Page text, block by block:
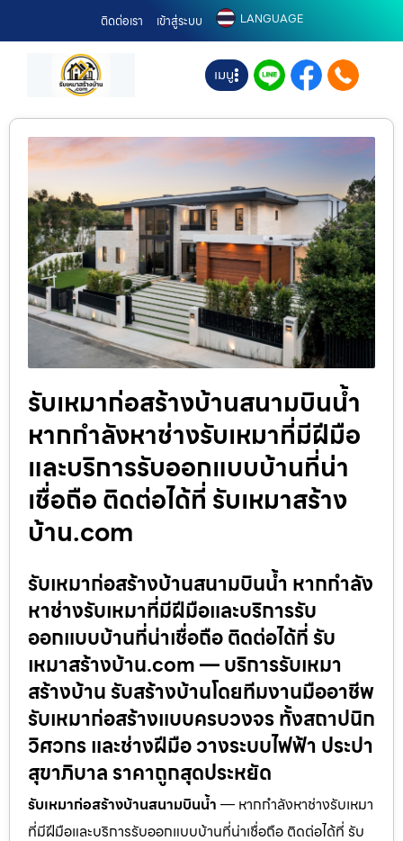
ติดต่อเรา เข้าสู่ระบบ LANGUAGE
เมนู
รับเหมาก่อสร้างบ้านสนามบินน้ำ
หากกำลังหาช่างรับเหมาที่มีฝีมือ
และบริการรับออกแบบบ้านที่น่า
เชื่อถือ ติดต่อได้ที่ รับเหมาสร้าง
บ้าน.com
รับเหมาก่อสร้างบ้านสนามบินน้ำ หากกำลัง
หาช่างรับเหมาที่มีฝีมือและบริการรับ
ออกแบบบ้านที่น่าเชื่อถือ ติดต่อได้ที่ รับ
เหมาสร้างบ้าน.com — บริการรับเหมา
สร้างบ้าน รับสร้างบ้านโดยทีมงานมืออาชีพ
รับเหมาก่อสร้างแบบครบวงจร ทั้งสถาปนิก
วิศวกร และช่างฝีมือ วางระบบไฟฟ้า ประปา
สุขาภิบาล ราคาถูกสุดประหยัด
รับเหมาก่อสร้างบ้านสนามบินน้ำ — หากกำลังหาช่างรับเหมา
ที่มีฝีมือและบริการรับออกแบบบ้านที่น่าเชื่อถือ ติดต่อได้ที่ รับ